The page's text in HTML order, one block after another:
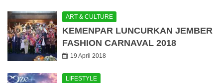
ART & CULTURE
KEMENPAR LUNCURKAN JEMBER
FASHION CARNAVAL 2018
19 April 2018
LIFESTYLE